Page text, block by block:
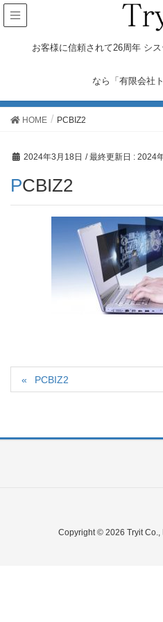
お客様に信頼されて26周年 シ
なら「有限会社
HOME PCBIZ2
2024年3月18日 / 最終更新日 : 2024
PCBIZ2
PCBIZ2
Copyright © 2026 Tryit Co.,